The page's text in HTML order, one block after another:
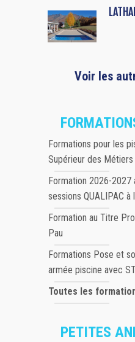
Voir les
Formations pour les
Supérieur des
Formation 2026-
sessions QUALIPAC
Formation au Titre
Pau
Formations Pose et
armée piscine avec
Toutes les
PETITES